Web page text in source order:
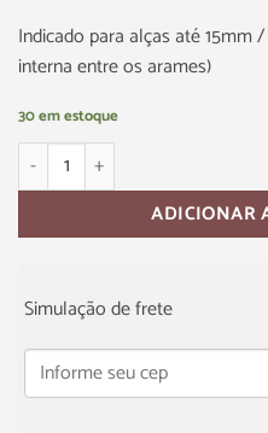
Indicado para alças até 15mm
interna entre os arames)
30 em estoque
ADICIONAR
Simulação de frete